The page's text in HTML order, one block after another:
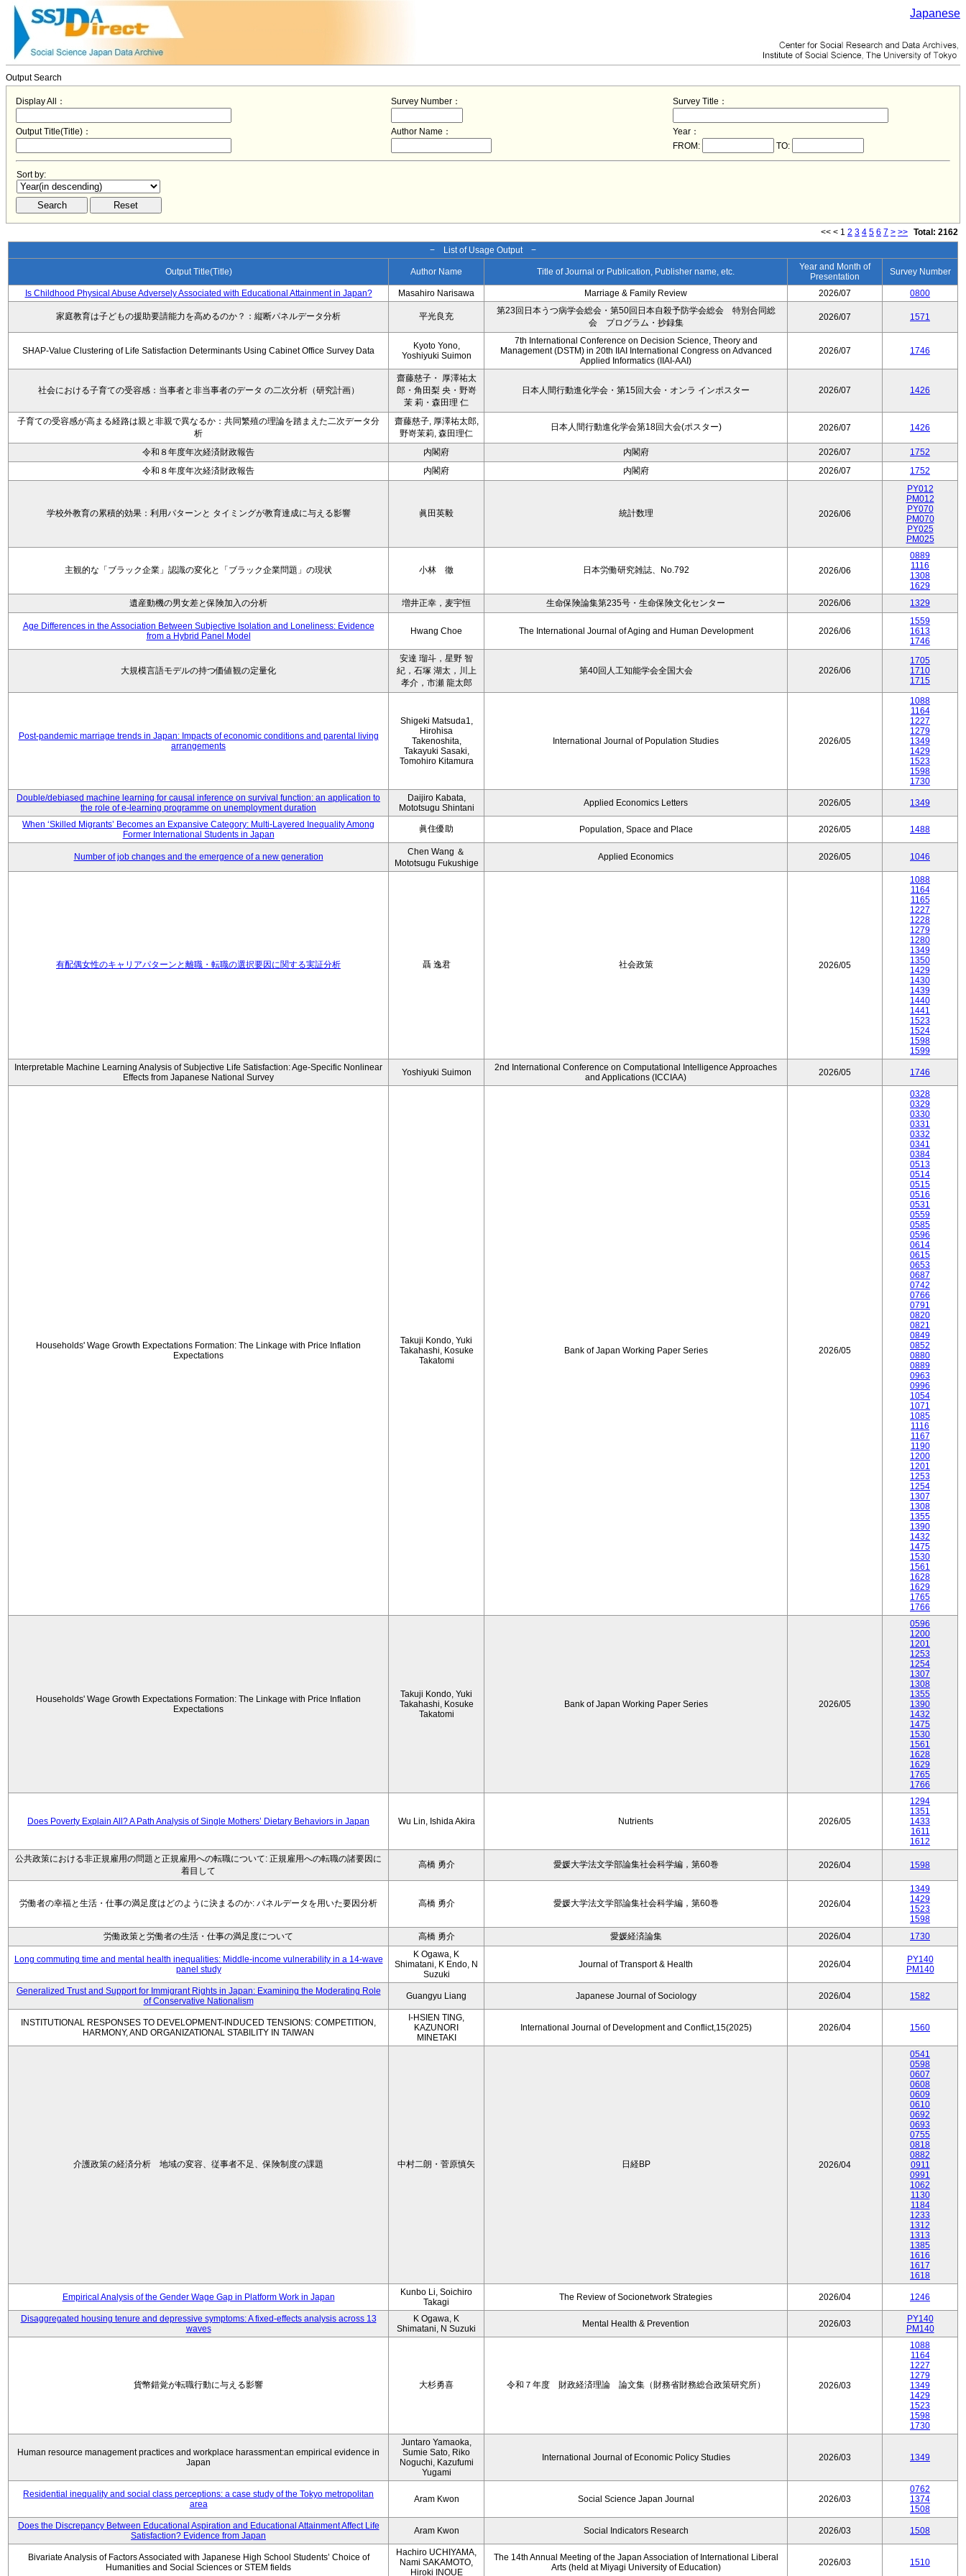
Japanese
Output Search
Display All： Survey Number： Survey Title：
Output Title(Title)： Author Name：
Year：
FROM:
TO:
Sort by:
<< < 1 2 3 4 5 6 7 > >> Total: 2162
− List of Usage Output −
Output Title(Title) Author Name Title of Journal or Publication, Publisher name, etc.
Year and Month of
Presentation
Survey Number
Is Childhood Physical Abuse Adversely Associated with Educational Attainment in Japan? Masahiro Narisawa Marriage & Family Review 2026/07 0800
家庭教育は子どもの援助要請能力を高めるのか？：縦断パネルデータ分析 平光良充
第23回日本うつ病学会総会・第50回日本自殺予防学会総会 特別合同総
会 プログラム・抄録集
2026/07 1571
SHAP-Value Clustering of Life Satisfaction Determinants Using Cabinet Office Survey Data
Kyoto Yono,
Yoshiyuki Suimon
7th International Conference on Decision Science, Theory and
Management (DSTM) in 20th IIAI International Congress on Advanced
Applied Informatics (IIAI-AAI)
2026/07 1746
社会における子育ての受容感：当事者と非当事者のデータ の二次分析（研究計画）
齋藤慈子・ 厚澤祐太
郎・角田梨 央・野嵜
茉 莉・森田理 仁
日本人間行動進化学会・第15回大会・オンラ インポスター 2026/07 1426
子育ての受容感が高まる経路は親と非親で異なるか：共同繁殖の理論を踏まえた二次データ分
析
齋藤慈子, 厚澤祐太郎,
野嵜茉莉, 森田理仁
日本人間行動進化学会第18回大会(ポスター) 2026/07 1426
令和８年度年次経済財政報告 内閣府 内閣府 2026/07
1752
令和８年度年次経済財政報告
内閣府 内閣府 2026/07 1752
学校外教育の累積的効果：利用パターンと タイミングが教育達成に与える影響 眞田英毅 統計数理 2026/06
PY012
PM012
PY070
PM070
PY025
PM025
主観的な「ブラック企業」認識の変化と「ブラック企業問題」の現状 小林 徹 日本労働研究雑誌、No.792 2026/06
0889
1116
1308
1629
遺産動機の男女差と保険加入の分析
増井正幸，麦宇恒 生命保険論集第235号・生命保険文化センター 2026/06 1329
Age Differences in the Association Between Subjective Isolation and Loneliness: Evidence
from a Hybrid Panel Model
Hwang Choe The International Journal of Aging and Human Development 2026/06
1559
1613
1746
大規模言語モデルの持つ価値観の定量化
安達 瑠斗，星野 智
紀，石塚 湖太，川上
孝介，市瀬 龍太郎
第40回人工知能学会全国大会 2026/06
1705
1710
1715
Post-pandemic marriage trends in Japan: Impacts of economic conditions and parental living
arrangements
Shigeki Matsuda1,
Hirohisa
Takenoshita,
Takayuki Sasaki,
Tomohiro Kitamura
International Journal of Population Studies 2026/05
1088
1164
1227
1279
1349
1429
1523
1598
1730
Double/debiased machine learning for causal inference on survival function: an application to
the role of e-learning programme on unemployment duration
Daijiro Kabata,
Mototsugu Shintani
Applied Economics Letters 2026/05 1349
When ‘Skilled Migrants’ Becomes an Expansive Category: Multi-Layered Inequality Among
Former International Students in Japan
眞住優助 Population, Space and Place 2026/05 1488
Number of job changes and the emergence of a new generation
Chen Wang ＆
Mototsugu Fukushige
Applied Economics 2026/05 1046
有配偶女性のキャリアパターンと離職・転職の選択要因に関する実証分析 聶 逸君 社会政策 2026/05
1088
1164
1165
1227
1228
1279
1280
1349
1350
1429
1430
1439
1440
1441
1523
1524
1598
1599
Interpretable Machine Learning Analysis of Subjective Life Satisfaction: Age-Specific Nonlinear
Effects from Japanese National Survey
Yoshiyuki Suimon
2nd International Conference on Computational Intelligence Approaches
and Applications (ICCIAA)
2026/05 1746
Households' Wage Growth Expectations Formation: The Linkage with Price Inflation
Expectations
Takuji Kondo, Yuki
Takahashi, Kosuke
Takatomi
Bank of Japan Working Paper Series 2026/05
0328
0329
0330
0331
0332
0341
0384
0513
0514
0515
0516
0531
0559
0585
0596
0614
0615
0653
0687
0742
0766
0791
0820
0821
0849
0852
0880
0889
0963
0996
1054
1071
1085
1116
1167
1190
1200
1201
1253
1254
1307
1308
1355
1390
1432
1475
1530
1561
1628
1629
1765
1766
Households' Wage Growth Expectations Formation: The Linkage with Price Inflation
Expectations
Takuji Kondo, Yuki
Takahashi, Kosuke
Takatomi
Bank of Japan Working Paper Series 2026/05
0596
1200
1201
1253
1254
1307
1308
1355
1390
1432
1475
1530
1561
1628
1629
1765
1766
Does Poverty Explain All? A Path Analysis of Single Mothers’ Dietary Behaviors in Japan Wu Lin, Ishida Akira Nutrients 2026/05
1294
1351
1433
1611
1612
公共政策における非正規雇用の問題と正規雇用への転職について: 正規雇用への転職の諸要因に
着目して
高橋 勇介 愛媛大学法文学部論集社会科学編，第60巻 2026/04 1598
労働者の幸福と生活・仕事の満足度はどのように決まるのか: パネルデータを用いた要因分析 高橋 勇介 愛媛大学法文学部論集社会科学編，第60巻 2026/04
1349
1429
1523
1598
労働政策と労働者の生活・仕事の満足度について
高橋 勇介 愛媛経済論集 2026/04 1730
Long commuting time and mental health inequalities: Middle-income vulnerability in a 14-wave
panel study
K Ogawa, K
Shimatani, K Endo, N
Suzuki
Journal of Transport & Health 2026/04
PY140
PM140
Generalized Trust and Support for Immigrant Rights in Japan: Examining the Moderating Role
of Conservative Nationalism
Guangyu Liang Japanese Journal of Sociology 2026/04 1582
INSTITUTIONAL RESPONSES TO DEVELOPMENT-INDUCED TENSIONS: COMPETITION,
HARMONY, AND ORGANIZATIONAL STABILITY IN TAIWAN
I-HSIEN TING,
KAZUNORI
MINETAKI
International Journal of Development and Conflict,15(2025) 2026/04 1560
介護政策の経済分析 地域の変容、従事者不足、保険制度の課題 中村二朗・菅原慎矢 日経BP 2026/04
0541
0598
0607
0608
0609
0610
0692
0693
0755
0818
0882
0911
0991
1062
1130
1184
1233
1312
1313
1385
1616
1617
1618
Empirical Analysis of the Gender Wage Gap in Platform Work in Japan
Kunbo Li, Soichiro
Takagi
The Review of Socionetwork Strategies 2026/04 1246
Disaggregated housing tenure and depressive symptoms: A fixed-effects analysis across 13
waves
K Ogawa, K
Shimatani, N Suzuki
Mental Health & Prevention 2026/03
PY140
PM140
貨幣錯覚が転職行動に与える影響 大杉勇喜 令和７年度 財政経済理論 論文集（財務省財務総合政策研究所） 2026/03
1088
1164
1227
1279
1349
1429
1523
1598
1730
Human resource management practices and workplace harassment:an empirical evidence in
Japan
Juntaro Yamaoka,
Sumie Sato, Riko
Noguchi, Kazufumi
Yugami
International Journal of Economic Policy Studies 2026/03 1349
Residential inequality and social class perceptions: a case study of the Tokyo metropolitan
area
Aram Kwon Social Science Japan Journal 2026/03
0762
1374
1508
Does the Discrepancy Between Educational Aspiration and Educational Attainment Affect Life
Satisfaction? Evidence from Japan
Aram Kwon Social Indicators Research 2026/03 1508
Bivariate Analysis of Factors Associated with Japanese High School Students’ Choice of
Humanities and Social Sciences or STEM fields
Hachiro UCHIYAMA,
Nami SAKAMOTO,
Hiroki INOUE
The 14th Annual Meeting of the Japan Association of International Liberal
Arts (held at Miyagi University of Education)
2026/03 1510